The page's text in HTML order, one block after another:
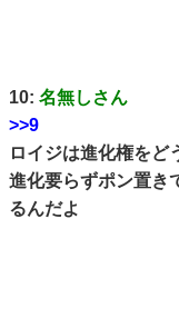
10: 名無しさん
>>9
ロイジは進化権をど
進化要らずポン置き
るんだよ